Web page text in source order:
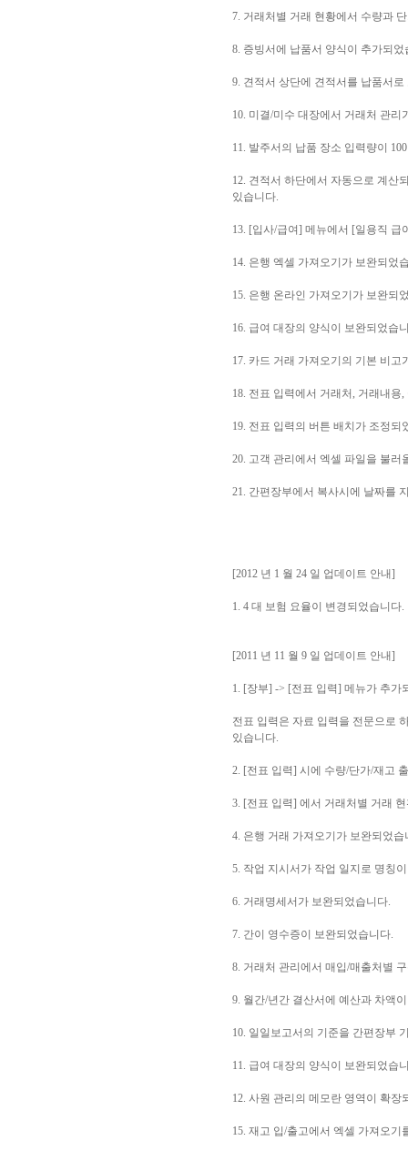
7. 거래처별 거래 현황에서 수량과
8. 증빙서에 납품서 양식이 추가되었
9. 견적서 상단에 견적서를 납품서
10. 미결/미수 대장에서 거래처 관리
11. 발주서의 납품 장소 입력량이
12. 견적서 하단에서 자동으로 계산
있습니다.
13. [입사/급여] 메뉴에서 [일용직 급
14. 은행 엑셀 가져오기가 보완되었
15. 은행 온라인 가져오기가 보완되
16. 급여 대장의 양식이 보완되었습
17. 카드 거래 가져오기의 기본 비고
18. 전표 입력에서 거래처, 거래내
19. 전표 입력의 버튼 배치가 조정되
20. 고객 관리에서 엑셀 파일을 불
21. 간편장부에서 복사시에 날짜를
[2012 년 1 월 24 일 업데이트 안내]
1. 4 대 보험 요율이 변경되었습니다.
[2011 년 11 월 9 일 업데이트 안내]
1. [장부] -> [전표 입력] 메뉴가 추가
전표 입력은 자료 입력을 전문으로
있습니다.
2. [전표 입력] 시에 수량/단가/재고
3. [전표 입력] 에서 거래처별 거래
4. 은행 거래 가져오기가 보완되었습
5. 작업 지시서가 작업 일지로 명칭
6. 거래명세서가 보완되었습니다.
7. 간이 영수증이 보완되었습니다.
8. 거래처 관리에서 매입/매출처별
9. 월간/년간 결산서에 예산과 차액
10. 일일보고서의 기준을 간편장부
11. 급여 대장의 양식이 보완되었습
12. 사원 관리의 메모란 영역이 확장
15. 재고 입/출고에서 엑셀 가져오